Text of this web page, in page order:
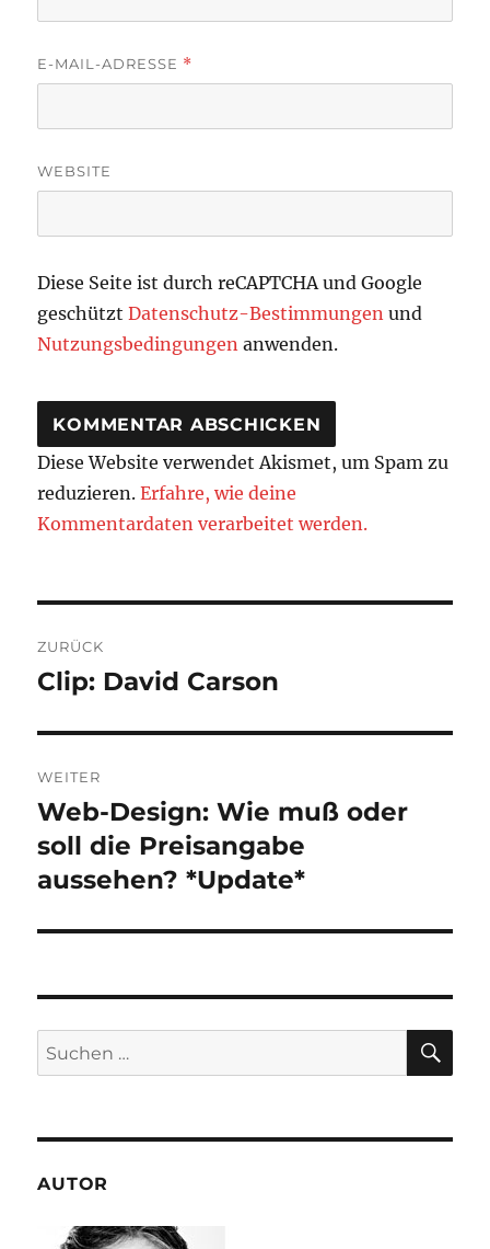
E-MAIL-ADRESSE *
WEBSITE
Diese Seite ist durch reCAPTCHA und Google
geschütztDatenschutz-Bestimmungen und
Nutzungsbedingungen anwenden.
Diese Website verwendet Akismet, um Spam zu
reduzieren.Erfahre, wie deine
Kommentardaten verarbeitet werden.
ZURÜCK
Vorheriger
Clip: David Carson
WEITER
Nächster
Beitrag:
Web-Design: Wie muß oder
soll die Preisangabe
aussehen? *Update*
Suchen
nach:
AUTOR